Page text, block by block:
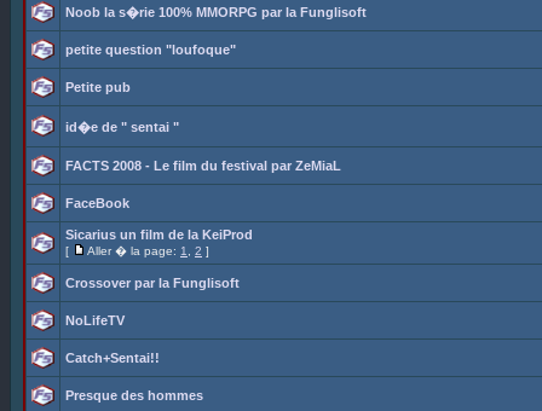
Noob la s�rie 100% MMORPG par la Funglisoft
petite question "loufoque"
Petite pub
id�e de " sentai "
FACTS 2008 - Le film du festival par ZeMiaL
FaceBook
Sicarius un film de la KeiProd
[ Aller � la page: 1 2 ]
Crossover par la Funglisoft
NoLifeTV
Catch+Sentai!!
Presque des hommes